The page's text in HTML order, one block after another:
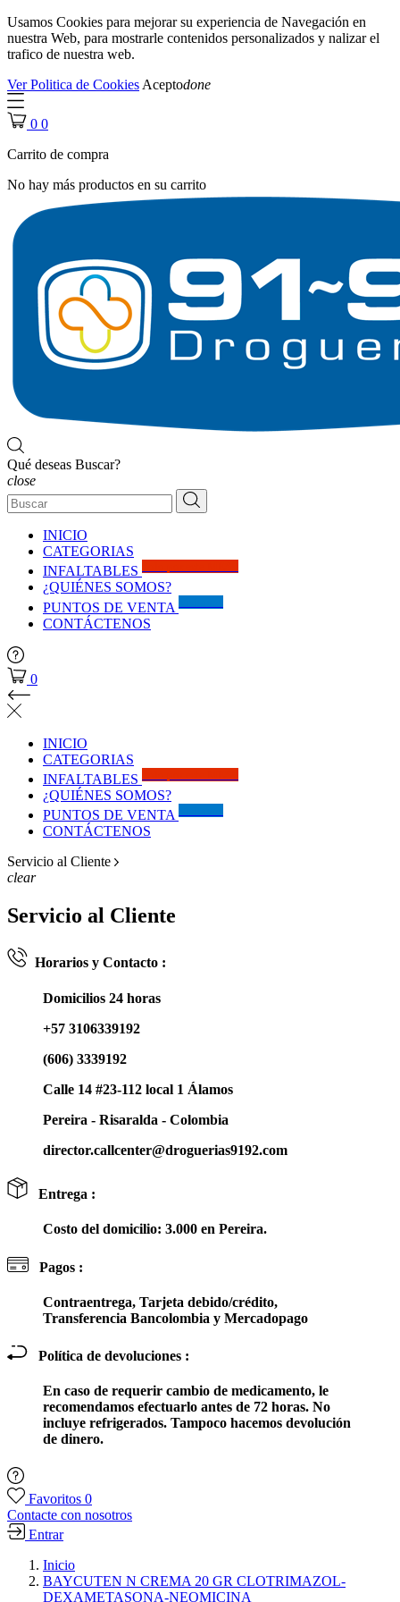
Usamos Cookies para mejorar su experiencia de Navegación en
nuestra Web, para mostrarle contenidos personalizados y nalizar el
trafico de nuestra web.
Ver Politica de Cookies Aceptodone
0 0
Carrito de compra
No hay más productos en su carrito
Qué deseas Buscar?
close
INICIO
CATEGORIAS
INFALTABLES
¿QUIÉNES SOMOS?
PUNTOS DE VENTA
CONTÁCTENOS
0
INICIO
CATEGORIAS
INFALTABLES
¿QUIÉNES SOMOS?
PUNTOS DE VENTA
CONTÁCTENOS
Servicio al Cliente
clear
Servicio al Cliente
Horarios y Contacto :
Domicilios 24 horas
+57 3106339192
(606) 3339192
Calle 14 #23-112 local 1 Álamos
Pereira - Risaralda - Colombia
director.callcenter@droguerias9192.com
Entrega :
Costo del domicilio: 3.000 en Pereira.
Pagos :
Contraentrega, Tarjeta debido/crédito,
Transferencia Bancolombia y Mercadopago
Política de devoluciones :
En caso de requerir cambio de medicamento, le
recomendamos efectuarlo antes de 72 horas. No
incluye refrigerados. Tampoco hacemos devolución
de dinero.
Favoritos 0
Contacte con nosotros
Entrar
Inicio
BAYCUTEN N CREMA 20 GR CLOTRIMAZOL-
DEXAMETASONA-NEOMICINA